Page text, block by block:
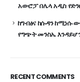
አውሮፓ በሌላ አዲስ
ከግብፅና ከሱዳን ከሚነሱ
የግጭት መንስኤ
RECENT COMMENTS